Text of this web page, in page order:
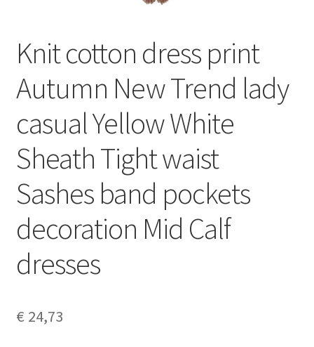
Knit cotton dress print
Autumn New Trend lady
casual Yellow White
Sheath Tight waist
Sashes band pockets
decoration Mid Calf
dresses
€ 24,73